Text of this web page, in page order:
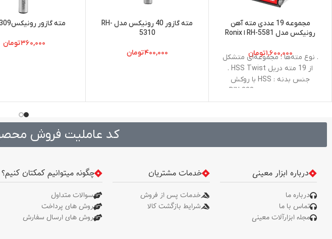
مجموعه 19 عددی مته آهن
رونیکس مدل RH-5581 ا Ronix
۱,۶۰۰,۰۰۰تومان
. نوع مته‌ها : مجموعه‌ای متشکل
از 19 مته دریل HSS Twist .
جنس بدنه : ‏HSS با روکش
واحد اندازه : Metric (متریک) .
2.0, 2.5, 3.0, 3.5, 4.0, 4.5, 5.0,
9.0, 9.5, 10.0
مته گازور 40 رونیکس مدل RH-
5310
۴۰۰,۰۰۰تومان
مته گازور رونیکسRH- 5309
۳۶۰,۰۰۰تومان
کد عاملیت فروش
درباره ابزار معینی
درباره ما
تماس با ما
مجله ابزارآلات معینی
خدمات مشتریان
خدمات پس از فروش
شرایط بازگشت کالا
چگونه میتوانیم کمکتان کنیم؟
سوالات متداول
روش های پرداخت
روش های ارسال سفارش